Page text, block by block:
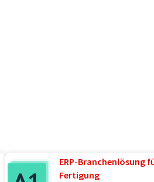
ERP-Branchenlösung
Fertigung